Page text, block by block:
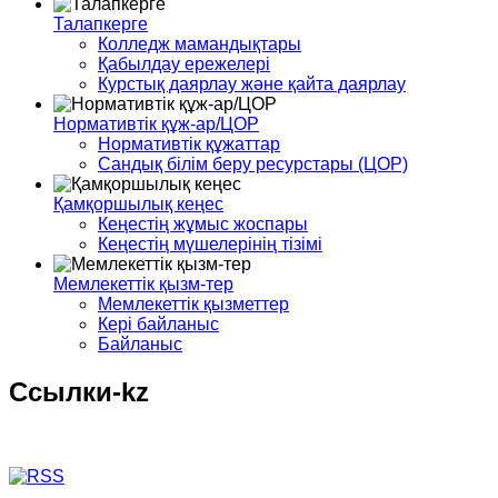
Талапкерге
Колледж мамандықтары
Қабылдау ережелері
Курстық даярлау және қайта даярлау
Нормативтік құж-ар/ЦОР
Нормативтік құжаттар
Сандық білім беру ресурстары (ЦОР)
Қамқоршылық кеңес
Кеңестің жұмыс жоспары
Кеңестің мүшелерінің тізімі
Мемлекеттік қызм-тер
Мемлекеттік қызметтер
Кері байланыс
Байланыс
Ссылки-kz